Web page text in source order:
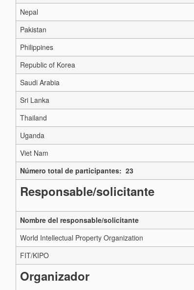
Nepal
Pakistan
Philippines
Republic of Korea
Saudi Arabia
Sri Lanka
Thailand
Uganda
Viet Nam
Número total de participantes: 23
Responsable/solicitante
Nombre del responsable/solicitante
World Intellectual Property Organization
FIT/KIPO
Organizador